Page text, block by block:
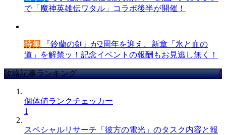
で「魔神英雄伝ワタル」コラボ後半が開催！
特集 『鈴蘭の剣』が2周年を迎え、新章「氷と血の
道」を解禁ッ！記念イベントの報酬もお見逃し無く！
攻略記事ランキング
個体値ランクチェッカー
1
スペシャルリサーチ「彼方の電光」のタスク内容と報